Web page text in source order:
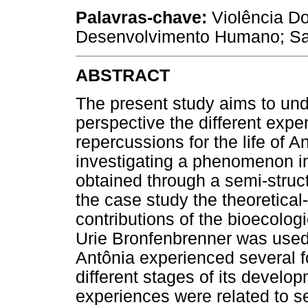
Palavras-chave: Violência
Desenvolvimento Humano;
ABSTRACT
The present study aims to
perspective the different
repercussions for the life of
investigating a phenomenon
obtained through a semi-
the case study the
contributions of the
Urie Bronfenbrenner was
Antônia experienced several
different stages of its
experiences were related to